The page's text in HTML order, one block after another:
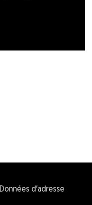
Données d'adresse